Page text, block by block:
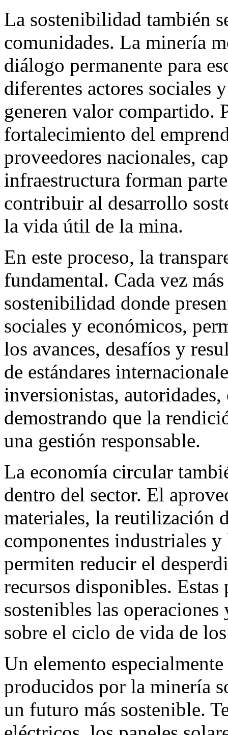
La sostenibilidad también
comunidades. La minería
diálogo permanente para
diferentes actores sociales
generen valor compartido.
fortalecimiento del
proveedores nacionales,
infraestructura forman
contribuir al desarrollo
la vida útil de la mina.
En este proceso, la
fundamental. Cada vez
sostenibilidad donde
sociales y económicos,
los avances, desafíos y
de estándares
inversionistas,
demostrando que la
una gestión responsable.
La economía circular
dentro del sector. El
materiales, la reutilización
componentes industriales
permiten reducir el
recursos disponibles.
sostenibles las
sobre el ciclo de vida de
Un elemento
producidos por la minería
un futuro más sostenible.